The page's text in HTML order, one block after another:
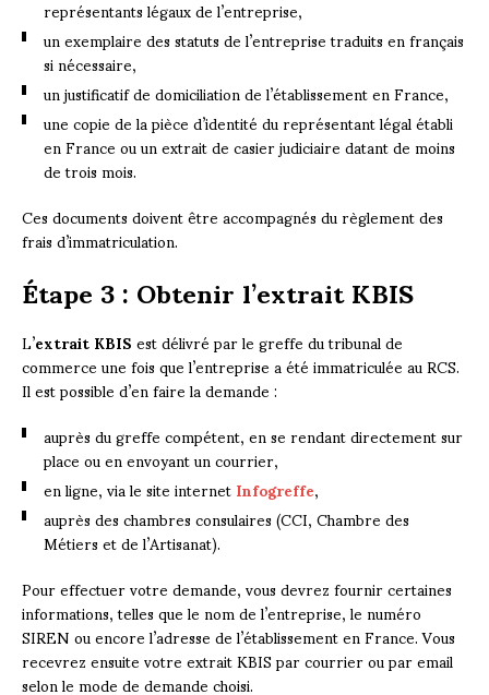
représentants légaux de l’entreprise,
un exemplaire des statuts de l’entreprise traduits en français
si nécessaire,
un justificatif de domiciliation de l’établissement en France,
une copie de la pièce d’identité du représentant légal établi
en France ou un extrait de casier judiciaire datant de moins
de trois mois.
Ces documents doivent être accompagnés du règlement des
frais d’immatriculation.
Étape 3 : Obtenir l’extrait KBIS
L’extrait KBISest délivré par le greffe du tribunal de
commerce une fois que l’entreprise a été immatriculée au RCS.
Il est possible d’en faire la demande :
auprès du greffe compétent, en se rendant directement sur
place ou en envoyant un courrier,
en ligne, via le site internetInfogreffe,
auprès des chambres consulaires (CCI, Chambre des
Métiers et de l’Artisanat).
Pour effectuer votre demande, vous devrez fournir certaines
informations, telles que le nom de l’entreprise, le numéro
SIREN ou encore l’adresse de l’établissement en France. Vous
recevrez ensuite votre extrait KBIS par courrier ou par email
selon le mode de demande choisi.